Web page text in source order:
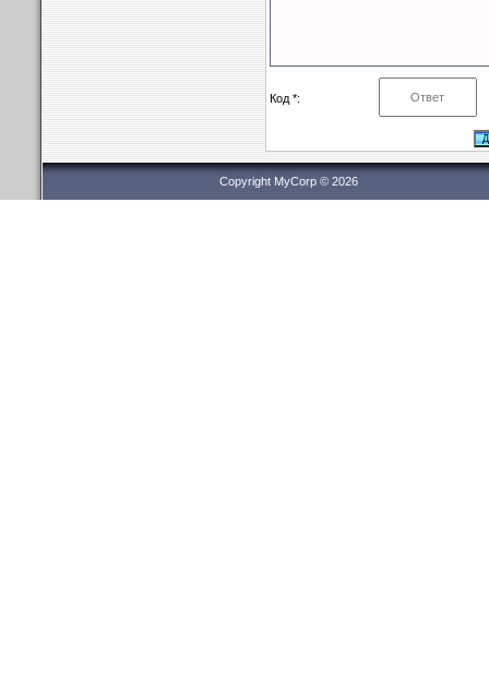
Код *:
Copyright MyCorp © 2026